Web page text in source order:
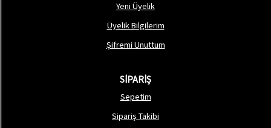
Yeni Üyelik
Üyelik Bilgilerim
Şifremi Unuttum
SİPARİŞ
Sepetim
Sipariş Takibi